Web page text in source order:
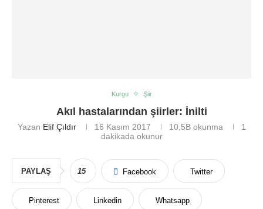
Kurgu Şiir
Akıl hastalarından şiirler: İnilti
Yazan Elif Çıldır 16 Kasım 2017 10,5Bokunma
1
dakikada okunur
PAYLAŞ 15 Facebook Twitter
Pinterest Linkedin Whatsapp